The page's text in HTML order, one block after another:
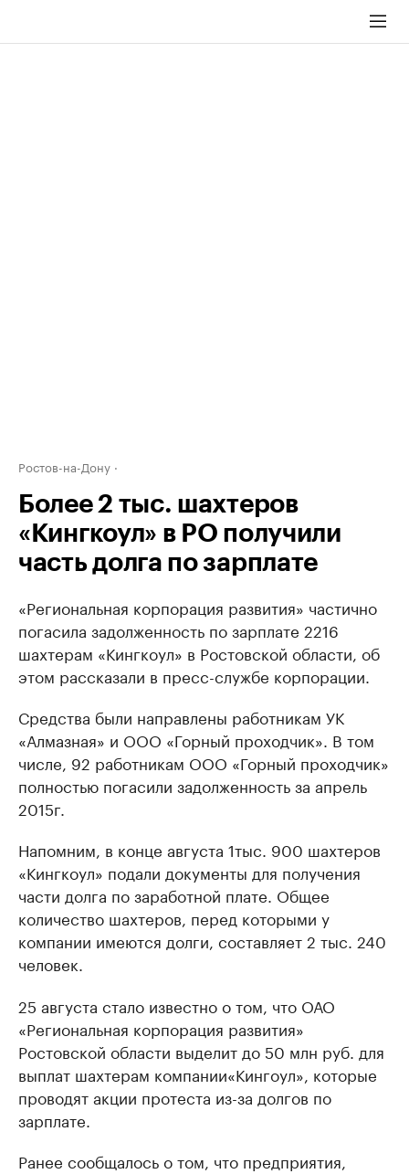
Ростов-на-Дону
Более 2 тыс. шахтеров
«Кингкоул» в РО получили
часть долга по зарплате
«Региональная корпорация развития» частично
погасила задолженность по зарплате 2216
шахтерам «Кингкоул» в Ростовской области, об
этом рассказали в пресс-службе корпорации.
Средства были направлены работникам УК
«Алмазная» и ООО «Горный проходчик». В том
числе, 92 работникам ООО «Горный проходчик»
полностью погасили задолженность за апрель
2015г.
Напомним, в конце августа 1тыс. 900 шахтеров
«Кингкоул» подали документы для получения
части долга по заработной плате. Общее
количество шахтеров, перед которыми у
компании имеются долги, составляет 2 тыс. 240
человек.
25 августа стало известно о том, что ОАО
«Региональная корпорация развития»
Ростовской области выделит до 50 млн руб. для
выплат шахтерам компании«Кингоул», которые
проводят акции протеста из-­за долгов по
зарплате.
Ранее сообщалось о том, что предприятия,